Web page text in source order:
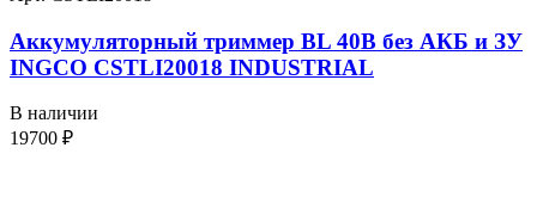
Аккумуляторный триммер BL 40В без АКБ и ЗУ
INGCO CSTLI20018 INDUSTRIAL
В наличии
19700 ₽